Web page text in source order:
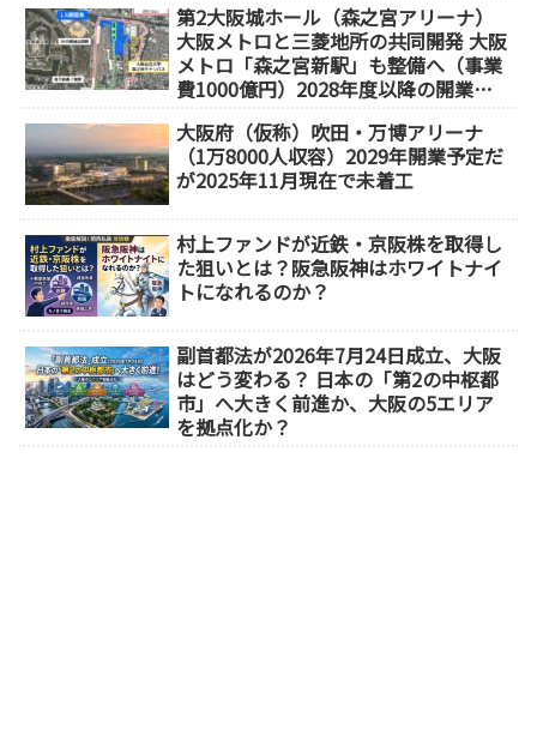
第2大阪城ホール（森之宮アリーナ）
大阪メトロと三菱地所の共同開発 大阪
メトロ「森之宮新駅」も整備へ（事業
費1000億円）2028年度以降の開業
大阪府（仮称）吹田・万博アリーナ
（1万8000人収容）2029年開業予定だ
が2025年11月現在で未着工
村上ファンドが近鉄・京阪株を取得し
た狙いとは？阪急阪神はホワイトナイ
トになれるのか？
副首都法が2026年7月24日成立、大阪
はどう変わる？ 日本の「第2の中枢都
市」へ大きく前進か、大阪の5エリア
を拠点化か？